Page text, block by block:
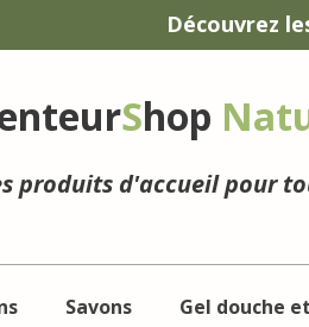
Découvrez
Shop
produits d'accueil pour
Savons Gel douche